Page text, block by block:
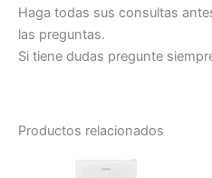
Haga todas sus consultas
las preguntas.
Si tiene dudas pregunte
Productos relacionados